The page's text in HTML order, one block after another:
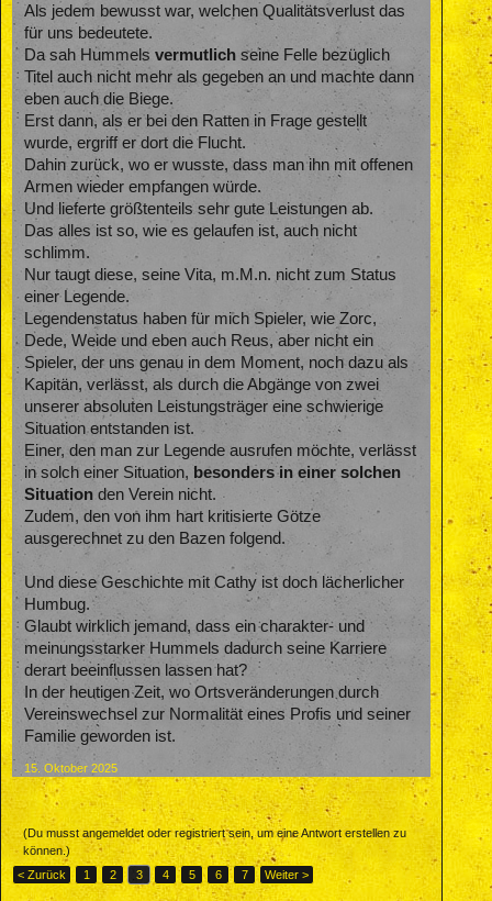
Als jedem bewusst war, welchen Qualitätsverlust das
für uns bedeutete.
Da sah Hummels vermutlich seine Felle bezüglich
Titel auch nicht mehr als gegeben an und machte dann
eben auch die Biege.
Erst dann, als er bei den Ratten in Frage gestellt
wurde, ergriff er dort die Flucht.
Dahin zurück, wo er wusste, dass man ihn mit offenen
Armen wieder empfangen würde.
Und lieferte größtenteils sehr gute Leistungen ab.
Das alles ist so, wie es gelaufen ist, auch nicht
schlimm.
Nur taugt diese, seine Vita, m.M.n. nicht zum Status
einer Legende.
Legendenstatus haben für mich Spieler, wie Zorc,
Dede, Weide und eben auch Reus, aber nicht ein
Spieler, der uns genau in dem Moment, noch dazu als
Kapitän, verlässt, als durch die Abgänge von zwei
unserer absoluten Leistungsträger eine schwierige
Situation entstanden ist.
Einer, den man zur Legende ausrufen möchte, verlässt
in solch einer Situation, besonders in einer solchen
Situation den Verein nicht.
Zudem, den von ihm hart kritisierte Götze
ausgerechnet zu den Bazen folgend.
Und diese Geschichte mit Cathy ist doch lächerlicher
Humbug.
Glaubt wirklich jemand, dass ein charakter- und
meinungsstarker Hummels dadurch seine Karriere
derart beeinflussen lassen hat?
In der heutigen Zeit, wo Ortsveränderungen durch
Vereinswechsel zur Normalität eines Profis und seiner
Familie geworden ist.
15. Oktober 2025
(Du musst angemeldet oder registriert sein, um eine Antwort erstellen zu
können.)
< Zurück
1 2 3 4 5 6 7 Weiter >